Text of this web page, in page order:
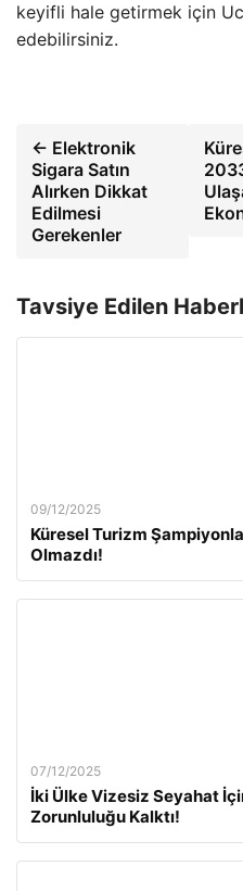
keyifli hale getirmek için
edebilirsiniz.
← Elektronik
Sigara Satın
Alırken Dikkat
Edilmesi
Gerekenler
Tavsiye Edilen
09/12/2025
Küresel Turizm
Olmazdı!
07/12/2025
İki Ülke Vizesiz Seyahat
Zorunluluğu Kalktı!